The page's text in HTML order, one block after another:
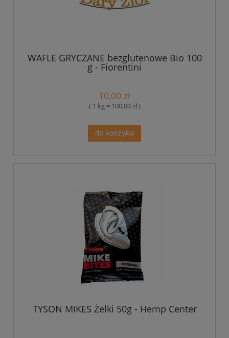
WAFLE GRYCZANE bezglutenowe Bio 100
g - Fiorentini
10,00 zł
( 1 kg = 100,00 zł )
do koszyka
TYSON MIKES Żelki 50g - Hemp Center